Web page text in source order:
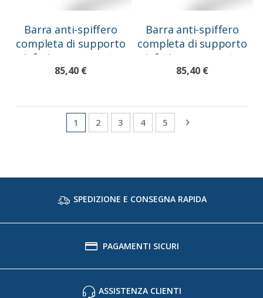
Barra anti-spiffero
completa di supporto
inferiore per porte
blindate, grigio
85,40 €
Barra anti-spiffero
completa di supporto
inferiore per porte
blindate, nero
85,40 €
Pagina
Attualmente stai leggendo la pagina
1 Pagina
2 Pagina
3 Pagina
4 Pagina
5 Pagina
Successivo
SPEDIZIONE E CONSEGNA RAPIDA
PAGAMENTI SICURI
ASSISTENZA CLIENTI